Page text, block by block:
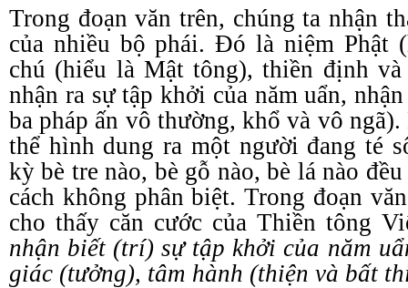
Trong đoạn văn trên, chúng ta nhận
của nhiều bộ phái. Đó là niệm
chú (hiểu là Mậttông),thiền định
nhận ra sự tập khởi của năm uẩn,
ba pháp ấn vô thường, khổ và vô ngã).
thể hình dung ra một người đang té
kỳ bè tre nào, bè gỗ nào, bè lá nào
cách không phân biệt. Trong đoạn
cho thấy căn cước của Thiền tông
nhận biết (trí) sự tập khởi của năm
giác (tưởng), tâm hành (thiện và bất